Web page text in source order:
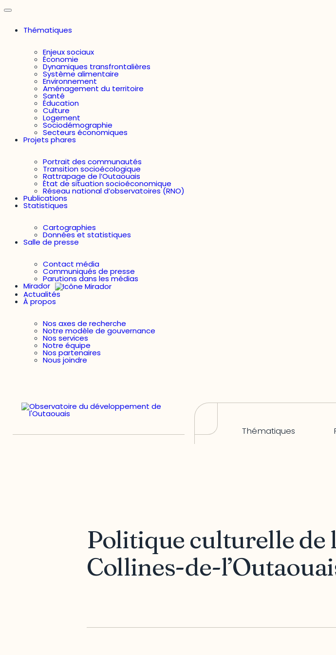
Thématiques
Enjeux sociaux
Économie
Dynamiques transfrontalières
Système alimentaire
Environnement
Aménagement du territoire
Santé
Éducation
Culture
Logement
Sociodémographie
Secteurs économiques
Projets phares
Portrait des communautés
Transition socioécologique
Rattrapage de l’Outaouais
État de situation socioéconomique
Réseau national d’observatoires (RNO)
Publications
Statistiques
Cartographies
Données et statistiques
Salle de presse
Contact média
Communiqués de presse
Parutions dans les médias
Mirador
Actualités
À propos
Nos axes de recherche
Notre modèle de gouvernance
Nos services
Notre équipe
Nos partenaires
Nous joindre
Thématiques
Politique culturelle de
Collines-de-